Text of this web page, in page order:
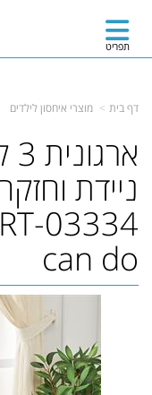
תפריט
דף בית מוצרי איחסון לילדים
ניידת
can do